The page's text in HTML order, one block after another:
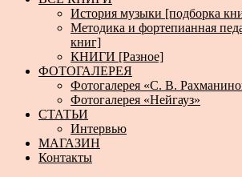
История музыки [подборка
Методика и фортепианная
книг]
КНИГИ [Разное]
ФОТОГАЛЕРЕЯ
Фотогалерея «С. В.
Фотогалерея «Нейгауз»
СТАТЬИ
Интервью
МАГАЗИН
Контакты